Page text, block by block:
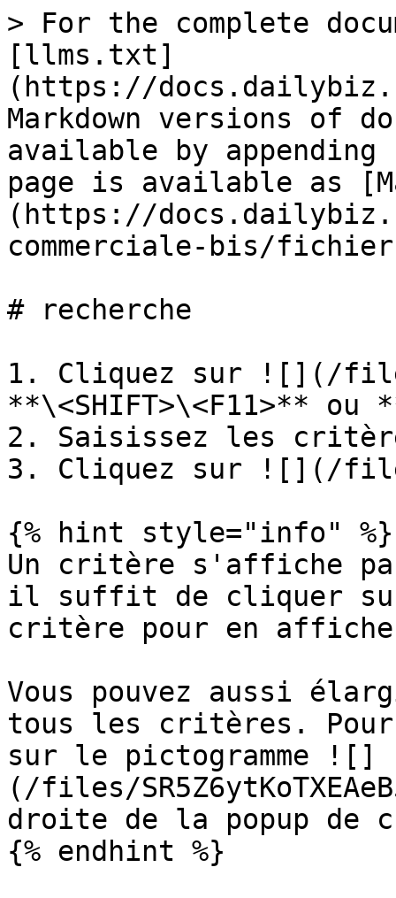
> For the complete
[llms.txt]
(https://
Markdown versions of
available by
page is available as
(https://
commerciale-bis/
# recherche
1. Cliquez sur ![](/files/
**\<SHIFT>\<F11>** ou
2. Saisissez les
3. Cliquez sur ![](/files/
{% hint style="info" %}
Un critère s'affiche
il suffit de cliquer sur
critère pour en
Vous pouvez aussi
tous les critères.
sur le pictogramme ![]
(/files/
droite de la popup de
{% endhint %}